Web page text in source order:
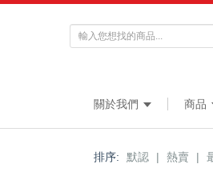
關於我們 商品
排序: 默認 | 熱賣 |